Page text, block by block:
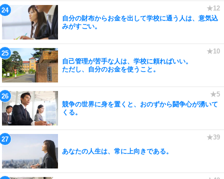
自分の財布からお金を出して学校に通う人は、意気込
みがすごい。
自己管理が苦手な人は、学校に頼ればいい。
ただし、自分のお金を使うこと。
競争の世界に身を置くと、おのずから闘争心が湧いて
くる。
あなたの人生は、常に上向きである。